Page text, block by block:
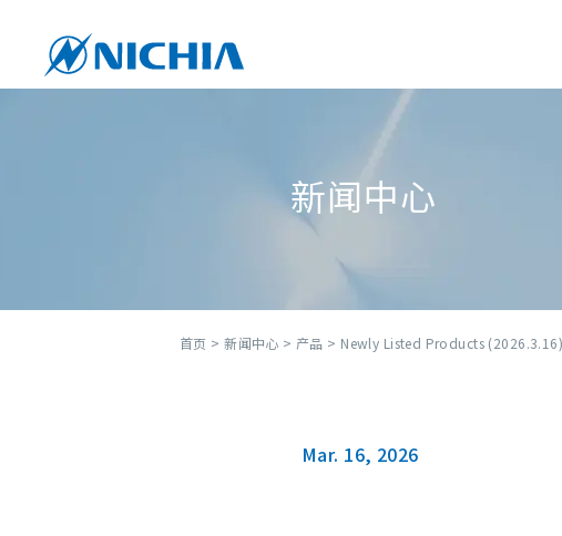
新闻中心
首页 >新闻中心 > 产品 > Newly Listed Products (2026.3.16)
Mar. 16, 2026